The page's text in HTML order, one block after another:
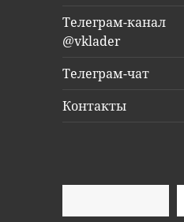
Телеграм-канал
@vklader
Телеграм-чат
Контакты